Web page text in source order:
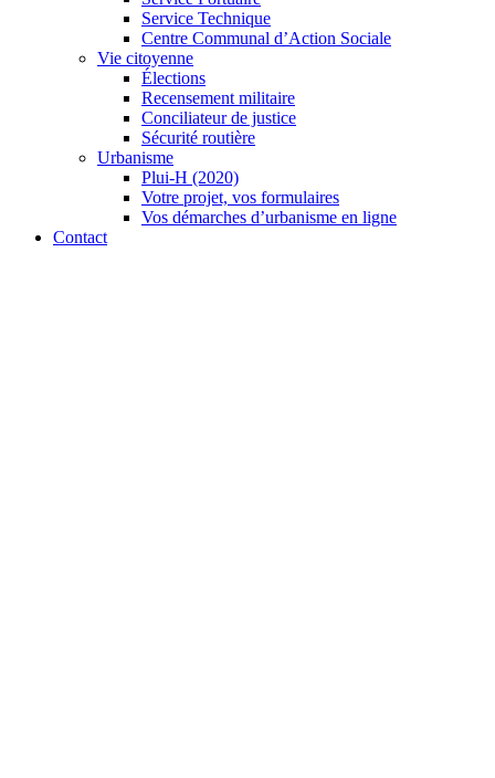
Service Technique
Centre Communal d’Action Sociale
Vie citoyenne
Élections
Recensement militaire
Conciliateur de justice
Sécurité routière
Urbanisme
Plui-H (2020)
Votre projet, vos formulaires
Vos démarches d’urbanisme en ligne
Contact